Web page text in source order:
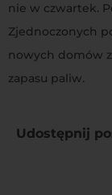
nie w czwartek.
Zjednoczonych
nowych domów
zapasu paliw.
Udostępnij